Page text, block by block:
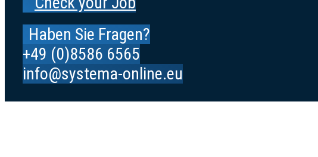
Haben Sie Fragen?
+49 (0)8586 6565
info@systema-online.eu